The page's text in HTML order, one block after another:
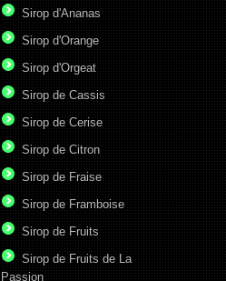
Sirop d'Ananas
Sirop d'Orange
Sirop d'Orgeat
Sirop de Cassis
Sirop de Cerise
Sirop de Citron
Sirop de Fraise
Sirop de Framboise
Sirop de Fruits
Sirop de Fruits de La
Passion